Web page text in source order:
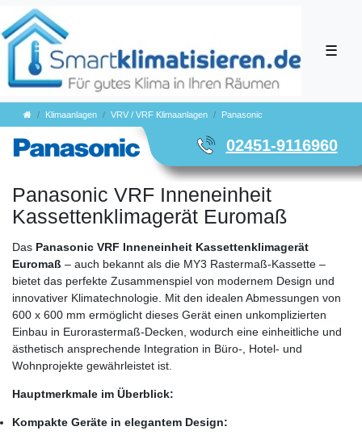
☰
Klimaanlagen VRV / VRF Klimaanlagen Panasonic
02451-9116960
Panasonic VRF Inneneinheit
Kassettenklimagerät Euromaß
Das Panasonic VRF Inneneinheit Kassettenklimagerät
Euromaß – auch bekannt als die MY3 Rastermaß-Kassette –
bietet das perfekte Zusammenspiel von modernem Design und
innovativer Klimatechnologie. Mit den idealen Abmessungen von
600 x 600 mm ermöglicht dieses Gerät einen unkomplizierten
Einbau in Eurorastermaß-Decken, wodurch eine einheitliche und
ästhetisch ansprechende Integration in Büro-, Hotel- und
Wohnprojekte gewährleistet ist.
Hauptmerkmale im Überblick:
Kompakte Geräte in elegantem Design: